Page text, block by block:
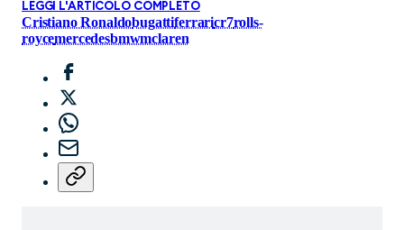
LEGGI L'ARTICOLO COMPLETO
Cristiano Ronaldobugattiferraricr7rolls-
roycemercedesbmwmclaren